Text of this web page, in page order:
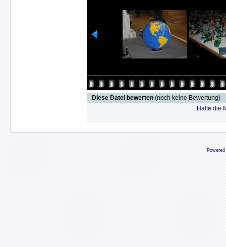
Diese Datei bewerten (noch keine Bewertung)
Halte die